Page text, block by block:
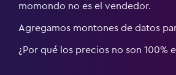
momondo no es el vendedor.
Agregamos montones de datos
¿Por qué los precios no son 100%